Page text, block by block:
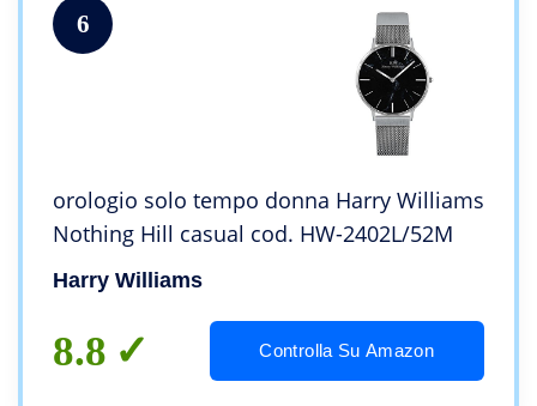
6
orologio solo tempo donna Harry Williams
Nothing Hill casual cod. HW-2402L/52M
Harry Williams
8.8 Controlla Su Amazon